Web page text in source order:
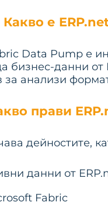
Какво е
Data Pump е
бизнес-данни от
за анализи
прави
дейностите,
данни от
Fabric